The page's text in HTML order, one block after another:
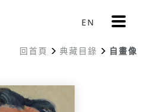
EN 更
多
單
回首頁 典藏目錄 自畫像